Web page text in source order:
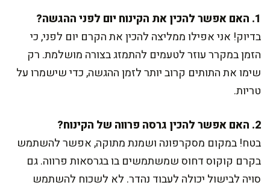
1. האם אפשר להכין את הקינוח יום לפני ההגשה?
בדיוק! אני אפילו ממליצה להכין את הקרם יום לפני, כי
הזמן במקרר עוזר לטעמים להתמזג בצורה מושלמת. רק
שימו את התותים קרוב יותר לזמן ההגשה, כדי שישמרו על
טריות.
2. האם אפשר להכין גרסה פרווה של הקינוח?
בטח! במקום מסקרפונה ושמנת מתוקה, אפשר להשתמש
בקרם קוקוס דחוס שמשתמשים בו בגרסאות פרווה. גם
סויה לבישול יכולה לעבוד נהדר. לא לשכוח להשתמש